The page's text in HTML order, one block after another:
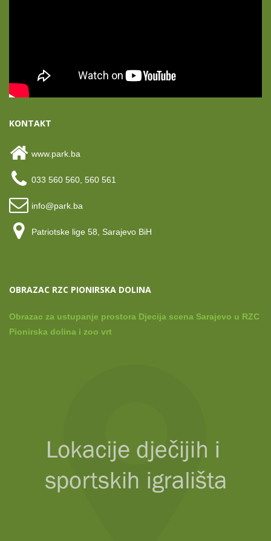
KONTAKT
www.park.ba
033 560 560, 560 561
info@park.ba
Patriotske lige 58, Sarajevo BiH
OBRAZAC RZC PIONIRSKA DOLINA
Obrazac za ustupanje prostora Djecija scena Sarajevo u RZC
Pionirska dolina i zoo vrt